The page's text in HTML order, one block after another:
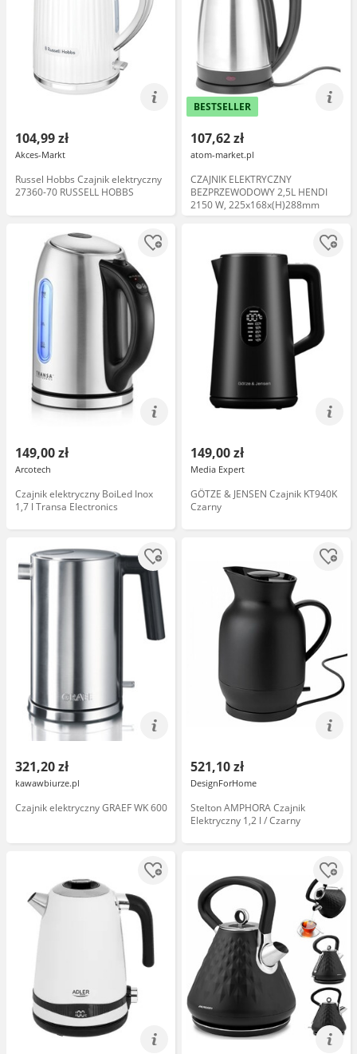
104,99 zł
Akces-Markt
Russel Hobbs Czajnik elektryczny
27360-70 RUSSELL HOBBS
BESTSELLER
107,62 zł
atom-market.pl
CZAJNIK ELEKTRYCZNY
BEZPRZEWODOWY 2,5L HENDI
2150 W, 225x168x(H)288mm
149,00 zł
Arcotech
Czajnik elektryczny BoiLed Inox
1,7 l Transa Electronics
149,00 zł
Media Expert
GÖTZE & JENSEN Czajnik KT940K
Czarny
321,20 zł
kawawbiurze.pl
Czajnik elektryczny GRAEF WK 600
521,10 zł
DesignForHome
Stelton AMPHORA Czajnik
Elektryczny 1,2 l / Czarny